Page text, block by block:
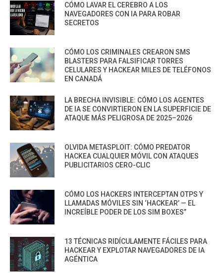
CÓMO LAVAR EL CEREBRO A LOS
NAVEGADORES CON IA PARA ROBAR
SECRETOS
CÓMO LOS CRIMINALES CREARON SMS
BLASTERS PARA FALSIFICAR TORRES
CELULARES Y HACKEAR MILES DE TELÉFONOS
EN CANADÁ
LA BRECHA INVISIBLE: CÓMO LOS AGENTES
DE IA SE CONVIRTIERON EN LA SUPERFICIE DE
ATAQUE MÁS PELIGROSA DE 2025–2026
OLVIDA METASPLOIT: CÓMO PREDATOR
HACKEA CUALQUIER MÓVIL CON ATAQUES
PUBLICITARIOS CERO-CLIC
CÓMO LOS HACKERS INTERCEPTAN OTPS Y
LLAMADAS MÓVILES SIN ‘HACKEAR’ — EL
INCREÍBLE PODER DE LOS SIM BOXES”
13 TÉCNICAS RIDÍCULAMENTE FÁCILES PARA
HACKEAR Y EXPLOTAR NAVEGADORES DE IA
AGÉNTICA